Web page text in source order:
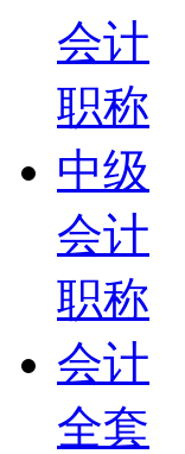
会计
职称
中级
会计
职称
会计
全套